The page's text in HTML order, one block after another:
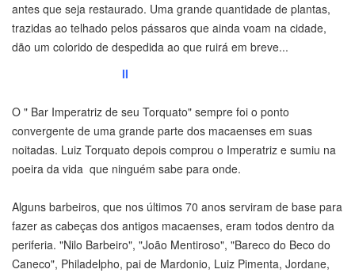
antes que seja restaurado. Uma grande quantidade de plantas,
trazidas ao telhado pelos pássaros que ainda voam na cidade,
dão um colorido de despedida ao que ruirá em breve...
II
O " Bar Imperatriz de seu Torquato" sempre foi o ponto
convergente de uma grande parte dos macaenses em suas
noitadas. Luiz Torquato depois comprou o Imperatriz e sumiu na
poeira da vida que ninguém sabe para onde.
Alguns barbeiros, que nos últimos 70 anos serviram de base para
fazer as cabeças dos antigos macaenses, eram todos dentro da
periferia. "Nilo Barbeiro", "João Mentiroso", "Bareco do Beco do
Caneco", Philadelpho, pai de Mardonio, Luiz Pimenta, Jordane,